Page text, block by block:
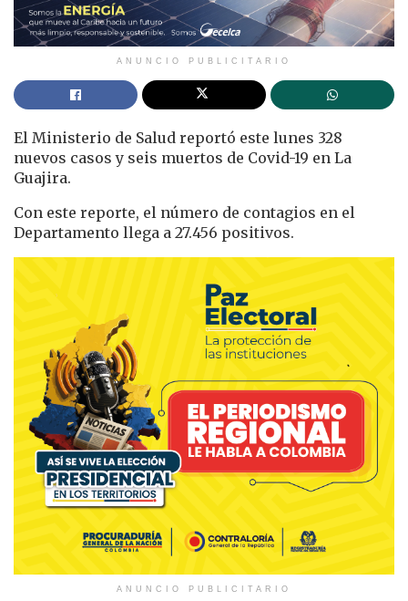
ANUNCIO PUBLICITARIO
El Ministerio de Salud reportó este lunes 328
nuevos casos y seis muertos de Covid-19 en La
Guajira.
Con este reporte, el número de contagios en el
Departamento llega a 27.456 positivos.
ANUNCIO PUBLICITARIO